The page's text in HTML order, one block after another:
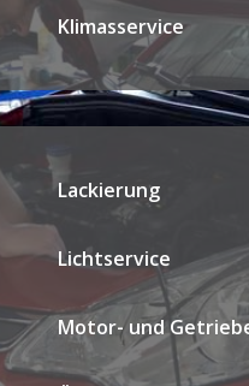
Klimasservice
Lackierung
Lichtservice
Motor- und